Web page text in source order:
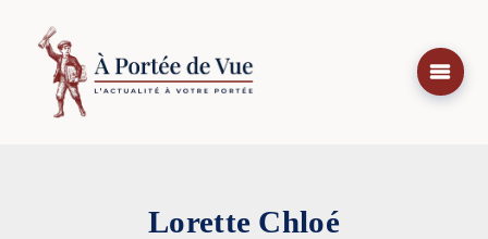
contenu
Lorette Chloé